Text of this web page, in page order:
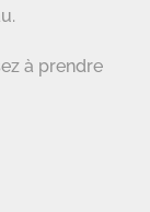
à prendre